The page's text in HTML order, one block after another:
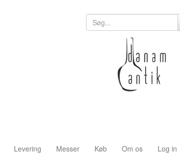
Levering Messer Køb Om os Log in